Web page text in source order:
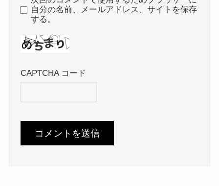
自分の名前、メールアドレス、サイトを保存
する。
CAPTCHA コード